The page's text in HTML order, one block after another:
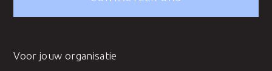
Voor jouw organisatie